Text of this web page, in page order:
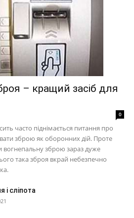
– кращий засіб для
0
часто піднімається питання про
зброю як оборонних дій. Проте
вогнепальну зброю зараз дуже
така зброя вкрай небезпечно
і сліпота